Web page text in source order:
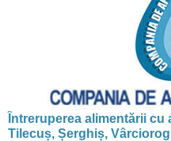
Întreruperea alimentării
Tilecuș, Șerghiș,